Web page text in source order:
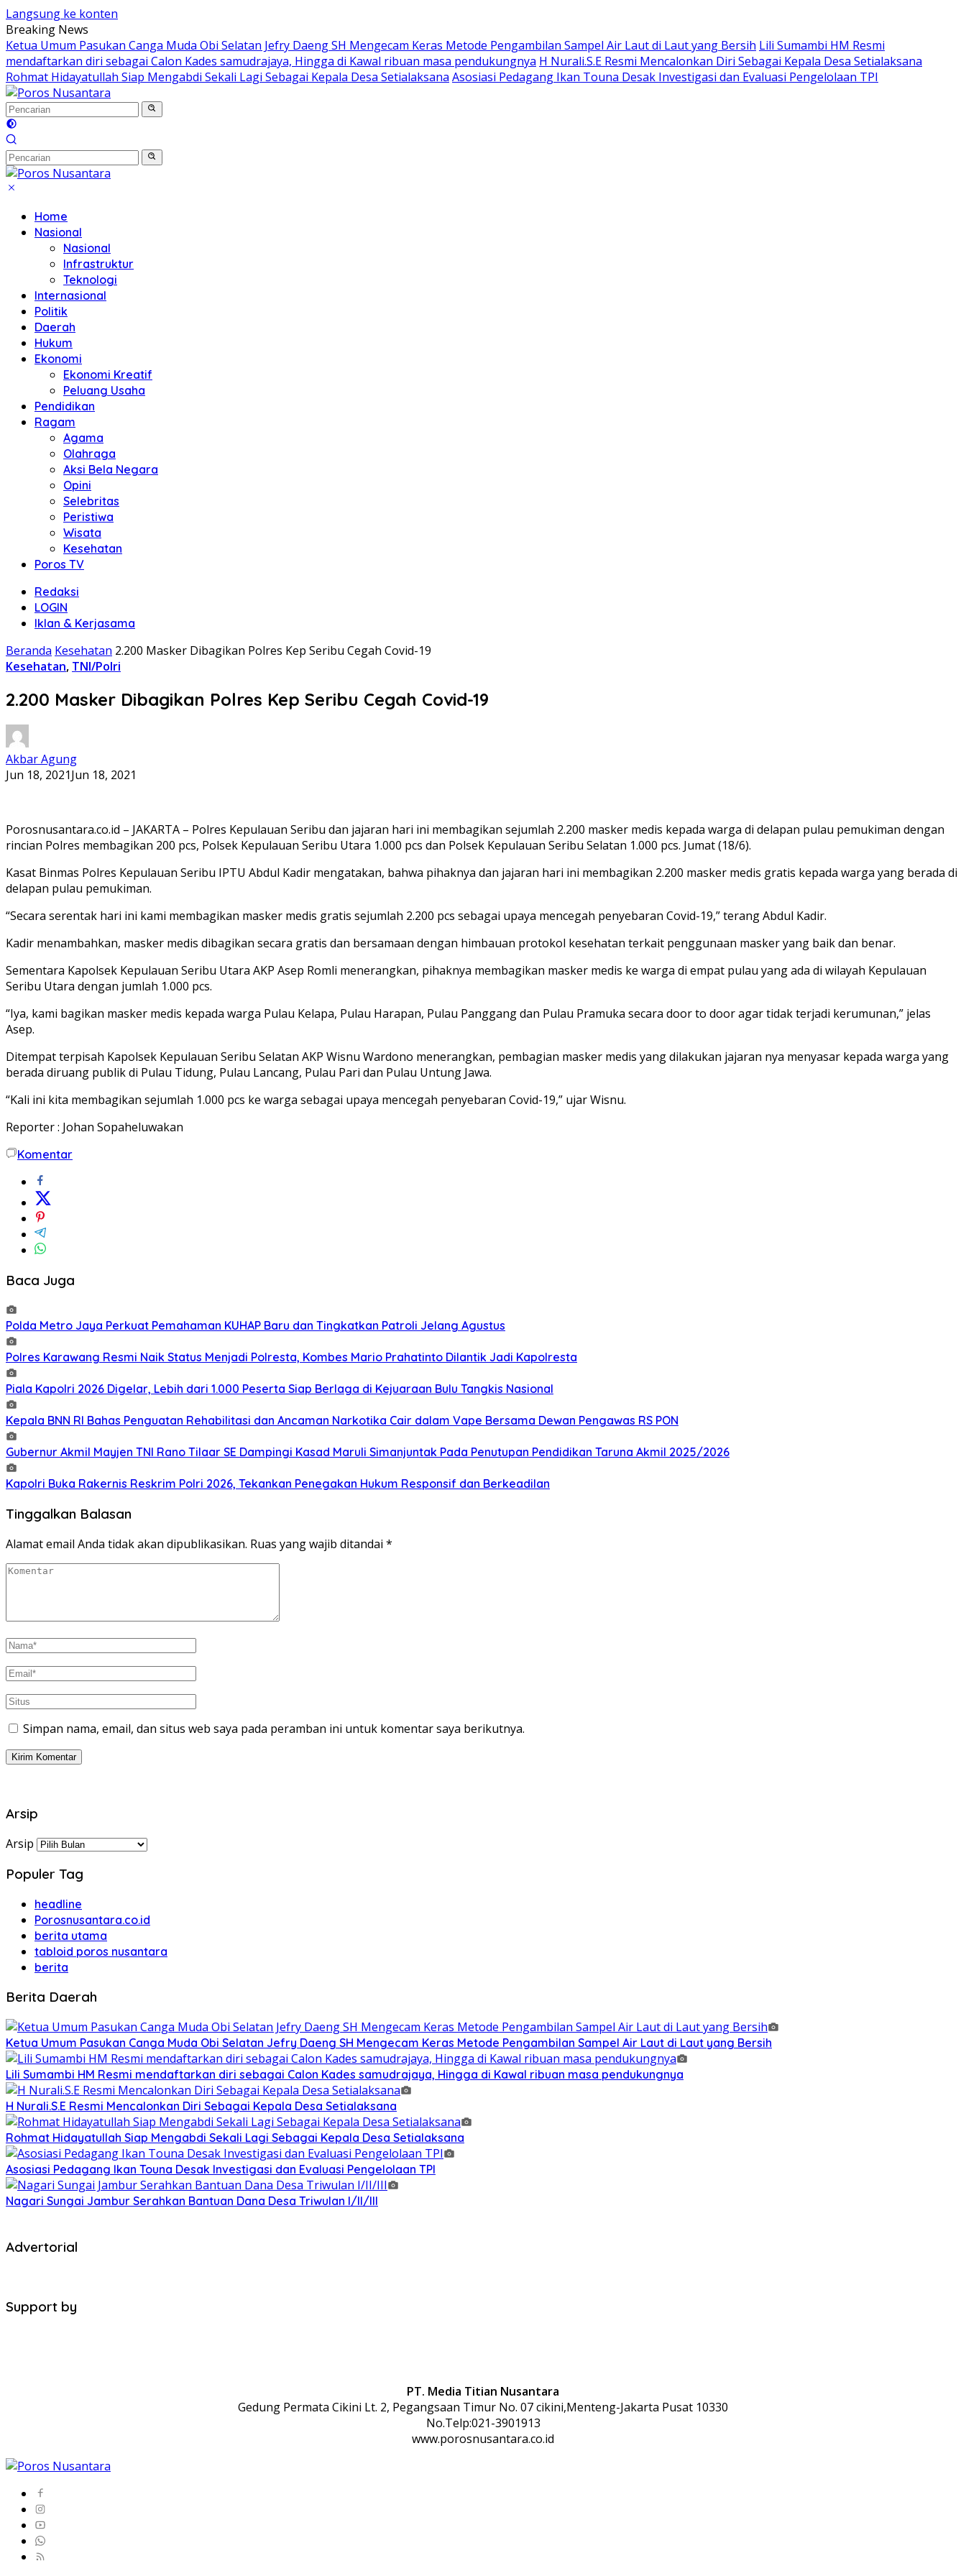
Langsung ke konten
Breaking News
Ketua Umum Pasukan Canga Muda Obi Selatan Jefry Daeng SH Mengecam Keras Metode Pengambilan Sampel Air Laut di Laut yang Bersih Lili Sumambi HM Resmi
mendaftarkan diri sebagai Calon Kades samudrajaya, Hingga di Kawal ribuan masa pendukungnya H Nurali.S.E Resmi Mencalonkan Diri Sebagai Kepala Desa Setialaksana
Rohmat Hidayatullah Siap Mengabdi Sekali Lagi Sebagai Kepala Desa Setialaksana Asosiasi Pedagang Ikan Touna Desak Investigasi dan Evaluasi Pengelolaan TPI
Home
Nasional
Nasional
Infrastruktur
Teknologi
Internasional
Politik
Daerah
Hukum
Ekonomi
Ekonomi Kreatif
Peluang Usaha
Pendidikan
Ragam
Agama
Olahraga
Aksi Bela Negara
Opini
Selebritas
Peristiwa
Wisata
Kesehatan
Poros TV
Redaksi
LOGIN
Iklan & Kerjasama
Beranda Kesehatan 2.200 Masker Dibagikan Polres Kep Seribu Cegah Covid-19
Kesehatan, TNI/Polri
2.200 Masker Dibagikan Polres Kep Seribu Cegah Covid-19
Akbar Agung
Jun 18, 2021Jun 18, 2021
Porosnusantara.co.id – JAKARTA – Polres Kepulauan Seribu dan jajaran hari ini membagikan sejumlah 2.200 masker medis kepada warga di delapan pulau pemukiman dengan
rincian Polres membagikan 200 pcs, Polsek Kepulauan Seribu Utara 1.000 pcs dan Polsek Kepulauan Seribu Selatan 1.000 pcs. Jumat (18/6).
Kasat Binmas Polres Kepulauan Seribu IPTU Abdul Kadir mengatakan, bahwa pihaknya dan jajaran hari ini membagikan 2.200 masker medis gratis kepada warga yang berada di
delapan pulau pemukiman.
“Secara serentak hari ini kami membagikan masker medis gratis sejumlah 2.200 pcs sebagai upaya mencegah penyebaran Covid-19,” terang Abdul Kadir.
Kadir menambahkan, masker medis dibagikan secara gratis dan bersamaan dengan himbauan protokol kesehatan terkait penggunaan masker yang baik dan benar.
Sementara Kapolsek Kepulauan Seribu Utara AKP Asep Romli menerangkan, pihaknya membagikan masker medis ke warga di empat pulau yang ada di wilayah Kepulauan
Seribu Utara dengan jumlah 1.000 pcs.
“Iya, kami bagikan masker medis kepada warga Pulau Kelapa, Pulau Harapan, Pulau Panggang dan Pulau Pramuka secara door to door agar tidak terjadi kerumunan,” jelas
Asep.
Ditempat terpisah Kapolsek Kepulauan Seribu Selatan AKP Wisnu Wardono menerangkan, pembagian masker medis yang dilakukan jajaran nya menyasar kepada warga yang
berada diruang publik di Pulau Tidung, Pulau Lancang, Pulau Pari dan Pulau Untung Jawa.
“Kali ini kita membagikan sejumlah 1.000 pcs ke warga sebagai upaya mencegah penyebaran Covid-19,” ujar Wisnu.
Reporter : Johan Sopaheluwakan
Komentar
Baca Juga
Polda Metro Jaya Perkuat Pemahaman KUHAP Baru dan Tingkatkan Patroli Jelang Agustus
Polres Karawang Resmi Naik Status Menjadi Polresta, Kombes Mario Prahatinto Dilantik Jadi Kapolresta
Piala Kapolri 2026 Digelar, Lebih dari 1.000 Peserta Siap Berlaga di Kejuaraan Bulu Tangkis Nasional
Kepala BNN RI Bahas Penguatan Rehabilitasi dan Ancaman Narkotika Cair dalam Vape Bersama Dewan Pengawas RS PON
Gubernur Akmil Mayjen TNI Rano Tilaar SE Dampingi Kasad Maruli Simanjuntak Pada Penutupan Pendidikan Taruna Akmil 2025/2026
Kapolri Buka Rakernis Reskrim Polri 2026, Tekankan Penegakan Hukum Responsif dan Berkeadilan
Tinggalkan Balasan
Alamat email Anda tidak akan dipublikasikan. Ruas yang wajib ditandai *
Simpan nama, email, dan situs web saya pada peramban ini untuk komentar saya berikutnya.
Arsip
Arsip
Populer Tag
headline
Porosnusantara.co.id
berita utama
tabloid poros nusantara
berita
Berita Daerah
Ketua Umum Pasukan Canga Muda Obi Selatan Jefry Daeng SH Mengecam Keras Metode Pengambilan Sampel Air Laut di Laut yang Bersih
Lili Sumambi HM Resmi mendaftarkan diri sebagai Calon Kades samudrajaya, Hingga di Kawal ribuan masa pendukungnya
H Nurali.S.E Resmi Mencalonkan Diri Sebagai Kepala Desa Setialaksana
Rohmat Hidayatullah Siap Mengabdi Sekali Lagi Sebagai Kepala Desa Setialaksana
Asosiasi Pedagang Ikan Touna Desak Investigasi dan Evaluasi Pengelolaan TPI
Nagari Sungai Jambur Serahkan Bantuan Dana Desa Triwulan I/II/III
Advertorial
Support by
PT. Media Titian Nusantara
Gedung Permata Cikini Lt. 2, Pegangsaan Timur No. 07 cikini,Menteng-Jakarta Pusat 10330
No.Telp:021-3901913
www.porosnusantara.co.id